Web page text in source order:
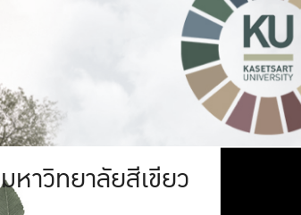
มหาวิทยาลัยสีเขียว